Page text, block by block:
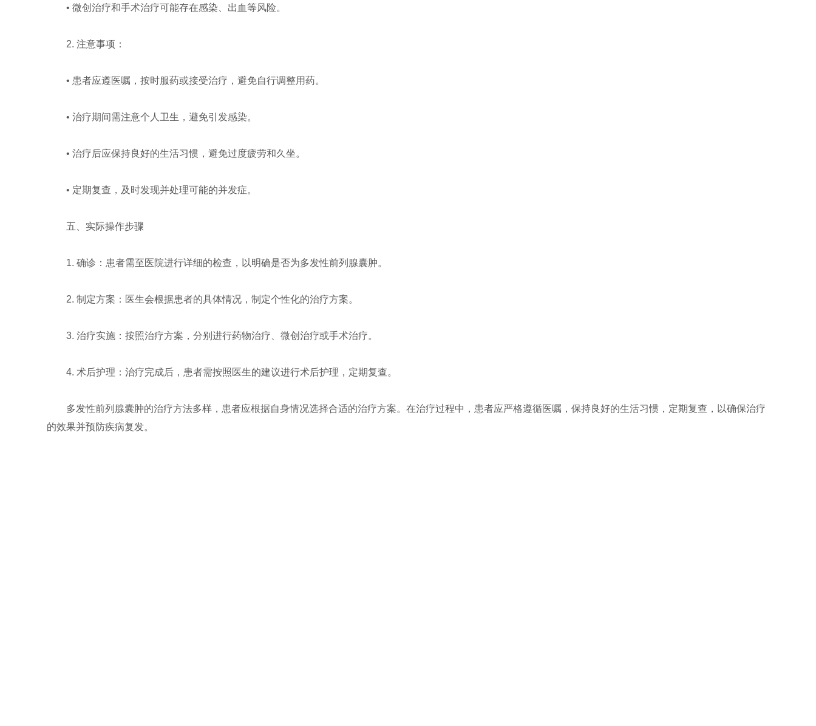
• 微创治疗和手术治疗可能存在感染、出血等风险。
2. 注意事项：
• 患者应遵医嘱，按时服药或接受治疗，避免自行调整用药。
• 治疗期间需注意个人卫生，避免引发感染。
• 治疗后应保持良好的生活习惯，避免过度疲劳和久坐。
• 定期复查，及时发现并处理可能的并发症。
五、实际操作步骤
1. 确诊：患者需至医院进行详细的检查，以明确是否为多发性前列腺囊肿。
2. 制定方案：医生会根据患者的具体情况，制定个性化的治疗方案。
3. 治疗实施：按照治疗方案，分别进行药物治疗、微创治疗或手术治疗。
4. 术后护理：治疗完成后，患者需按照医生的建议进行术后护理，定期复查。
多发性前列腺囊肿的治疗方法多样，患者应根据自身情况选择合适的治疗方案。在治疗过程中，患者应严格遵循医嘱，保持良好的生活习惯，定期复查，以确保治疗
的效果并预防疾病复发。